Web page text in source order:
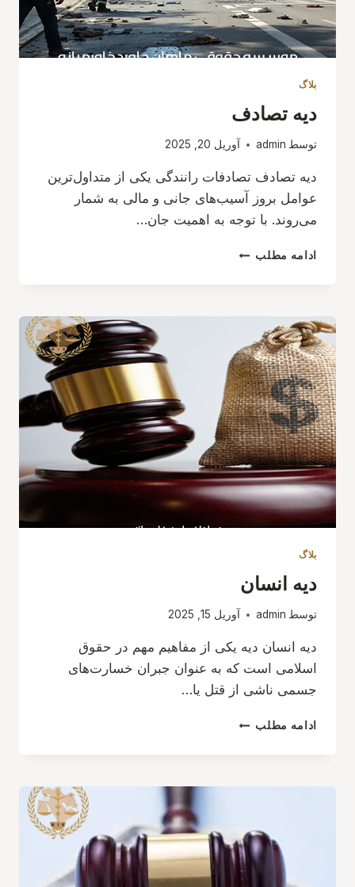
بلاگ
دیه تصادف
توسط admin آوریل 20, 2025
دیه تصادف تصادفات رانندگی یکی از متداول‌ترین
عوامل بروز آسیب‌های جانی و مالی به شمار
می‌روند. با توجه به اهمیت جان…
ادامه مطلب دیه
بلاگ
دیه انسان
توسط admin آوریل 15, 2025
دیه انسان دیه یکی از مفاهیم مهم در حقوق
اسلامی است که به عنوان جبران خسارت‌های
جسمی ناشی از قتل یا…
ادامه مطلب دیه